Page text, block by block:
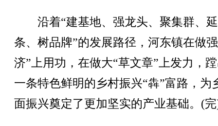
沿着“建基地、强龙头、聚集群、
条、树品牌”的发展路径，河东镇在做
济”上用功，在做大“草文章”上发力，
一条特色鲜明的乡村振兴“犇”富路，为
面振兴奠定了更加坚实的产业基础。(